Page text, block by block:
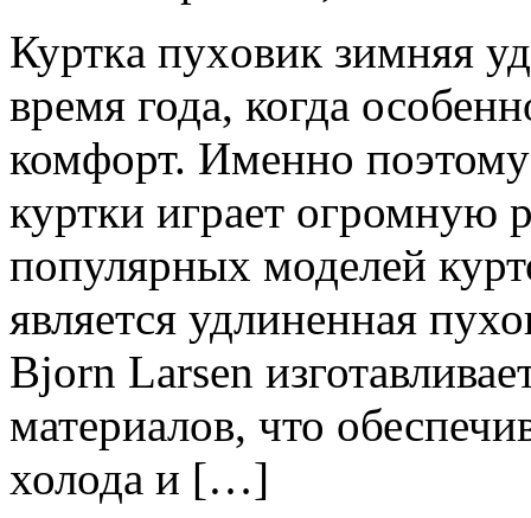
Курткa пуxoвик зимняя
время года, когда
комфорт. Именно
куртки играет огромную
популярных моделей
является удлиненная
Bjorn Larsen
материалов, что
холода и […]